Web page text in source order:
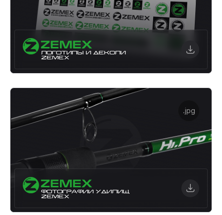
ЛОГОТИПЫ И ДЕКОЛИ
ZEMEX
.jpg
ФОТОГРАФИИ УДИЛИЩ
ZEMEX